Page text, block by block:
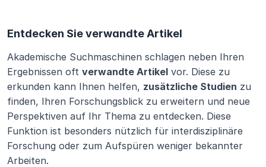
Entdecken Sie verwandte Artikel
Akademische Suchmaschinen schlagen neben Ihren
Ergebnissen oft verwandte Artikel vor. Diese zu
erkunden kann Ihnen helfen, zusätzliche Studien zu
finden, Ihren Forschungsblick zu erweitern und neue
Perspektiven auf Ihr Thema zu entdecken. Diese
Funktion ist besonders nützlich für interdisziplinäre
Forschung oder zum Aufspüren weniger bekannter
Arbeiten.